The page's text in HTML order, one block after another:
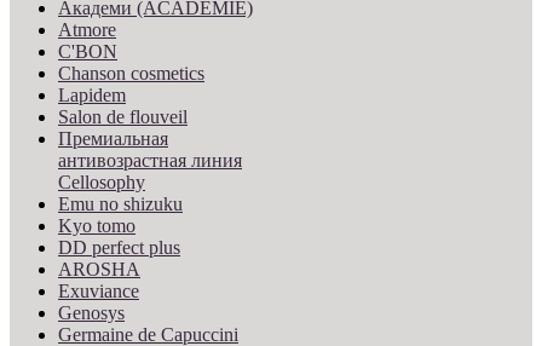
Академи (ACADEMIE)
Atmore
C'BON
Chanson cosmetics
Lapidem
Salon de flouveil
Премиальная
антивозрастная линия
Cellosophy
Emu no shizuku
Kyo tomo
DD perfect plus
AROSHA
Exuviance
Genosys
Germaine de Capuccini